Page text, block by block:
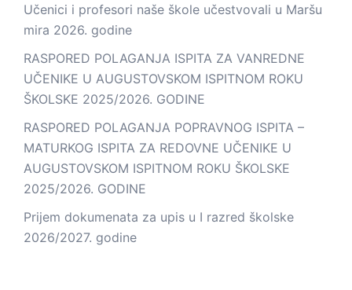
Učenici i profesori naše škole učestvovali u Maršu
mira 2026. godine
RASPORED POLAGANJA ISPITA ZA VANREDNE
UČENIKE U AUGUSTOVSKOM ISPITNOM ROKU
ŠKOLSKE 2025/2026. GODINE
RASPORED POLAGANJA POPRAVNOG ISPITA –
MATURKOG ISPITA ZA REDOVNE UČENIKE U
AUGUSTOVSKOM ISPITNOM ROKU ŠKOLSKE
2025/2026. GODINE
Prijem dokumenata za upis u I razred školske
2026/2027. godine